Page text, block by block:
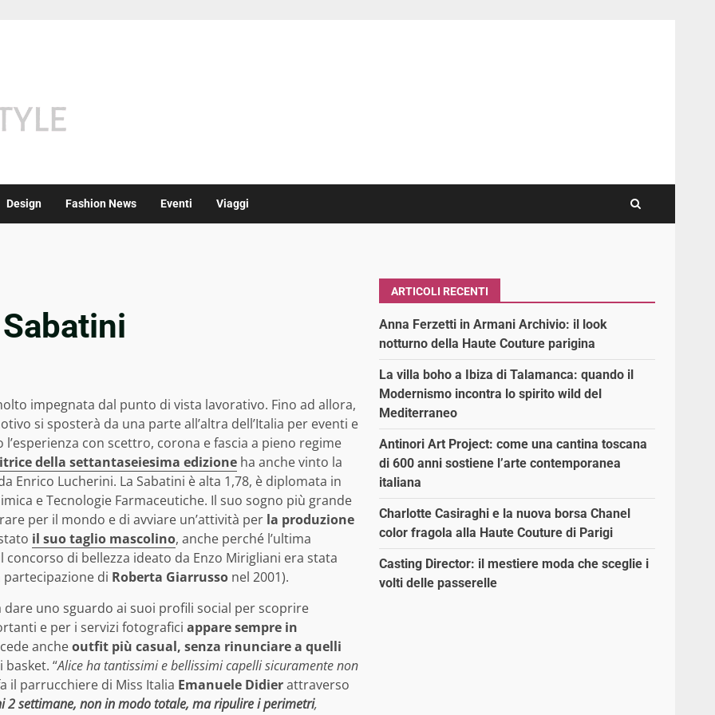
Design Fashion News Eventi Viaggi
impegnata dal punto di vista lavorativo. Fino ad allora,
si sposterà da una parte all’altra dell’Italia per eventi e
con scettro, corona e fascia a pieno regime
della settantaseiesima edizione ha anche vinto la
Enrico Lucherini. La Sabatini è alta 1,78, è diplomata in
e Tecnologie Farmaceutiche. Il suo sogno più grande
per il mondo e di avviare un’attività per la produzione
il suo taglio mascolino, anche perché l’ultima
di bellezza ideato da Enzo Mirigliani era stata
partecipazione di Roberta Giarrusso nel 2001).
dare uno sguardo ai suoi profili social per scoprire
e per i servizi fotografici appare sempre in
ancheoutfit più casual, senza rinunciare a quelli
“Alice ha tantissimi e bellissimi capelli sicuramente non
il parrucchiere di Miss Italia Emanuele Didierattraverso
2 settimane, non in modo totale, ma ripulire i perimetri,
ARTICOLI RECENTI
Anna Ferzetti in Armani Archivio: il look
notturno della Haute Couture parigina
La villa boho a Ibiza di Talamanca: quando il
Modernismo incontra lo spirito wild del
Mediterraneo
Antinori Art Project: come una cantina toscana
di 600 anni sostiene l’arte contemporanea
italiana
Charlotte Casiraghi e la nuova borsa Chanel
color fragola alla Haute Couture di Parigi
Casting Director: il mestiere moda che sceglie i
volti delle passerelle